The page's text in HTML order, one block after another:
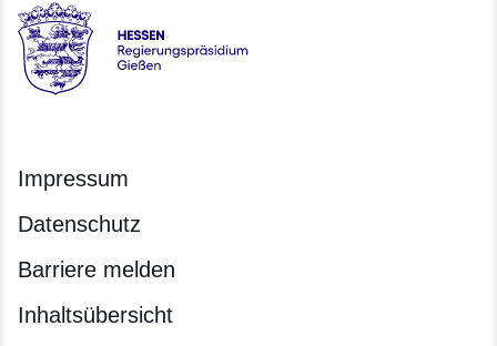
Hessen - Regierungspräsidium Gießen
Impressum
Datenschutz
Barriere melden
Inhaltsübersicht